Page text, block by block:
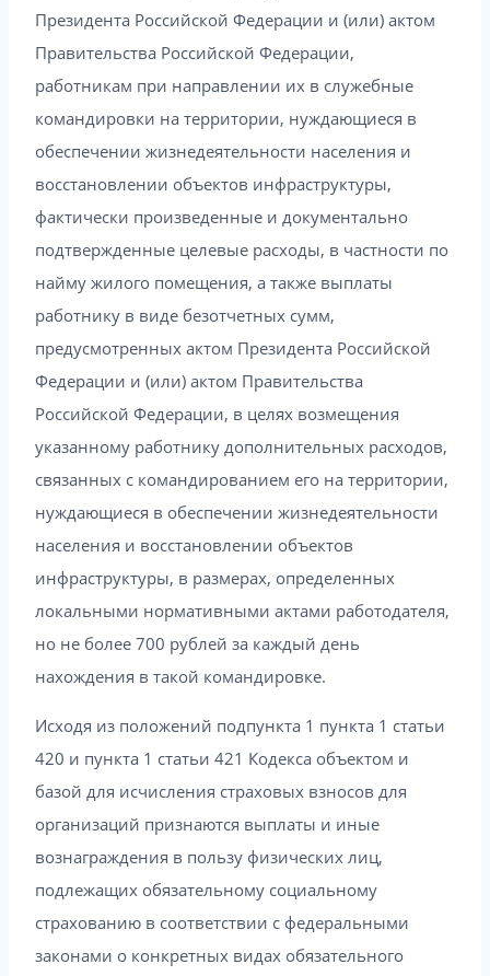
Президента Российской Федерации и (или) актом
Правительства Российской Федерации,
работникам при направлении их в служебные
командировки на территории, нуждающиеся в
обеспечении жизнедеятельности населения и
восстановлении объектов инфраструктуры,
фактически произведенные и документально
подтвержденные целевые расходы, в частности по
найму жилого помещения, а также выплаты
работнику в виде безотчетных сумм,
предусмотренных актом Президента Российской
Федерации и (или) актом Правительства
Российской Федерации, в целях возмещения
указанному работнику дополнительных расходов,
связанных с командированием его на территории,
нуждающиеся в обеспечении жизнедеятельности
населения и восстановлении объектов
инфраструктуры, в размерах, определенных
локальными нормативными актами работодателя,
но не более 700 рублей за каждый день
нахождения в такой командировке.
Исходя из положений подпункта 1 пункта 1 статьи
420 и пункта 1 статьи 421 Кодекса объектом и
базой для исчисления страховых взносов для
организаций признаются выплаты и иные
вознаграждения в пользу физических лиц,
подлежащих обязательному социальному
страхованию в соответствии с федеральными
законами о конкретных видах обязательного